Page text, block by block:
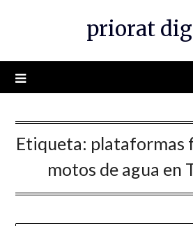
priorat
Etiqueta: plataformas
motos de agua en